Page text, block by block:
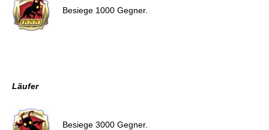
Besiege 1000 Gegner.
Läufer
Besiege 3000 Gegner.